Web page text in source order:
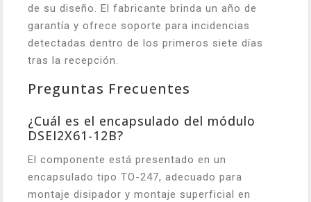
de su diseño. El fabricante brinda un año de
garantía y ofrece soporte para incidencias
detectadas dentro de los primeros siete días
tras la recepción.
Preguntas Frecuentes
¿Cuál es el encapsulado del módulo
DSEI2X61-12B?
El componente está presentado en un
encapsulado tipo TO-247, adecuado para
montaje disipador y montaje superficial en